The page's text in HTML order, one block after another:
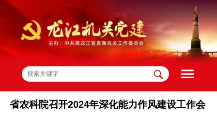
省农科院召开2024年深化能力作风建设工作会